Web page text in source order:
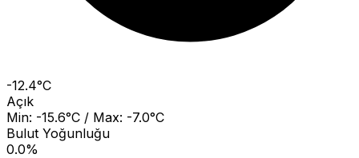
-12.4°C
Açık
Min: -15.6°C / Max: -7.0°C
Bulut Yoğunluğu
0.0%